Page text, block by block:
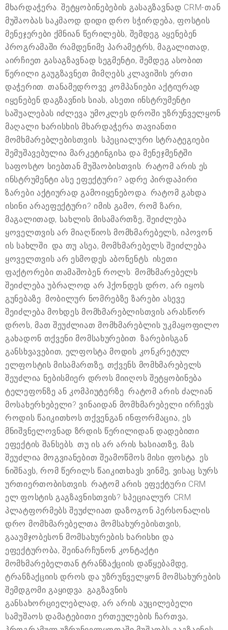
მხარდაჭერა. შეტყობინებების გასაგზავნად CRM-თან
მუშაობას საკმაოდ დიდი დრო სჭირდება, ფოსტის
მენეჯერები ქმნიან წერილებს, შემდეგ აყენებენ
პროგრამაში რამდენიმე პარამეტრს, მაგალითად,
აირჩიეთ გასაგზავნად სეგმენტი, შემდეგ ასობით
წერილი გაუგზავნეთ მიმღებს კლავიშის ერთი
დაჭერით. თანამედროვე კომპანიები აქტიურად
იყენებენ დაგზავნის სიას, ასეთი ინსტრუმენტი
საშუალებას იძლევა უმოკლეს დროში უზრუნველყონ
მაღალი ხარისხის მხარდაჭერა თავიანთი
მომხმარებლებისთვის. სპეციალური სტრატეგიები
შემუშავებულია მარკეტინგისა და მენეჯმენტში
საფოსტო სიებთან მუშაობისთვის. რატომ არის ეს
ინსტრუმენტი ასე ეფექტური? ადრე პირდაპირი
ზარები აქტიურად გამოიყენებოდა. რატომ გახდა
ისინი არაეფექტური? იმის გამო, რომ ზარი,
მაგალითად, სახლის მისამართზე, შეიძლება
ყოველთვის არ მიაღწიოს მომხმარებელს, იპოვონ
ის სახლში. და თუ ასეა, მომხმარებელს შეიძლება
ყოველთვის არ ესმოდეს აბონენტს. ისეთი
ფაქტორები თამაშობენ როლს: მომხმარებელს
შეიძლება უბრალოდ არ ჰქონდეს დრო, არ იყოს
გუნებაზე. მობილურ ნომრებზე ზარები ასევე
შეიძლება მოხდეს მომხმარებლისთვის არასწორ
დროს, მათ შეუძლიათ მომხმარებლის უკმაყოფილო
გახადონ თქვენი მომსახურებით. ზარებისგან
განსხვავებით, ელფოსტა მოდის კონკრეტულ
ელფოსტის მისამართზე, თქვენს მომხმარებელს
შეუძლია ნებისმიერ დროს მიიღოს შეტყობინება
ტელეფონზე ან კომპიუტერზე. რატომ არის ძალიან
მოსახერხებელი? ვინაიდან მომხმარებელი ირჩევს
როდის წაიკითხოს თქვენგან ინფორმაცია, ეს
მნიშვნელოვნად ზრდის წერილიდან დადებითი
ეფექტის შანსებს. თუ ის არ არის ხასიათზე, მას
შეუძლია მოგვიანებით შეამოწმოს მისი ფოსტა. ეს
ნიშნავს, რომ წერილს წაიკითხავს ვინმე, ვისაც სურს
ურთიერთობისთვის. რატომ არის ეფექტური CRM
ელ.ფოსტის გაგზავნისთვის? სპეციალურ CRM
პლატფორმებს შეუძლიათ დაზოგონ პერსონალის
დრო მომხმარებელთა მომსახურებისთვის,
გააუმჯობესონ მომსახურების ხარისხი და
ეფექტურობა, შეინარჩუნონ კონტაქტი
მომხმარებელთან ტრანზაქციის დაწყებამდე,
ტრანზაქციის დროს და უზრუნველყონ მომსახურების
შემდგომი გაყიდვა. გაგზავნის
განსახორციელებლად, არ არის აუცილებელი
სამუშაოს დამატებითი ერთეულების ჩართვა,